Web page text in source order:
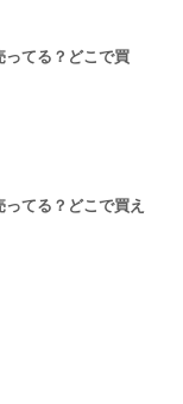
ってる？どこで買
てる？どこで買え